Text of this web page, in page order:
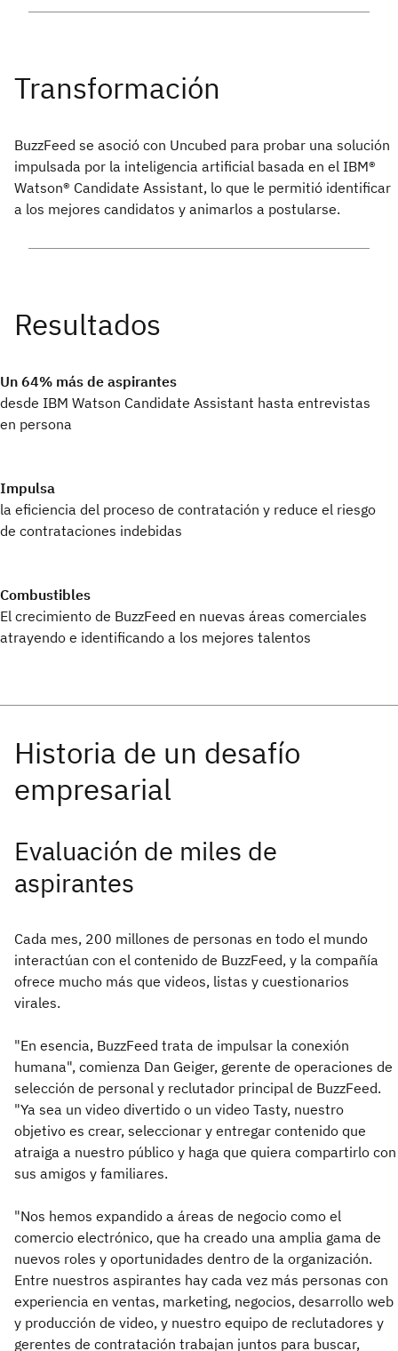
BuzzFeed se asoció con Uncubed para probar una solución
impulsada por la inteligencia artificial basada en el IBM®
Watson® Candidate Assistant, lo que le permitió identificar
a los mejores candidatos y animarlos a postularse.
Un 64% más de aspirantes
desde IBM Watson Candidate Assistant hasta entrevistas
en persona
Impulsa
la eficiencia del proceso de contratación y reduce el riesgo
de contrataciones indebidas
Combustibles
El crecimiento de BuzzFeed en nuevas áreas comerciales
atrayendo e identificando a los mejores talentos
Evaluación de miles de
aspirantes
Cada mes, 200 millones de personas en todo el mundo
interactúan con el contenido de BuzzFeed, y la compañía
ofrece mucho más que videos, listas y cuestionarios
virales.
"En esencia, BuzzFeed trata de impulsar la conexión
humana", comienza Dan Geiger, gerente de operaciones de
selección de personal y reclutador principal de BuzzFeed.
"Ya sea un video divertido o un video Tasty, nuestro
objetivo es crear, seleccionar y entregar contenido que
atraiga a nuestro público y haga que quiera compartirlo con
sus amigos y familiares.
"Nos hemos expandido a áreas de negocio como el
comercio electrónico, que ha creado una amplia gama de
nuevos roles y oportunidades dentro de la organización.
Entre nuestros aspirantes hay cada vez más personas con
experiencia en ventas, marketing, negocios, desarrollo web
y producción de video, y nuestro equipo de reclutadores y
gerentes de contratación trabajan juntos para buscar,